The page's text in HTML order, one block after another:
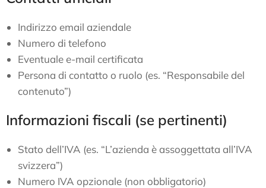
Indirizzo email aziendale
Numero di telefono
Eventuale e-mail certificata
Persona di contatto o ruolo (es. “Responsabile del
contenuto”)
Informazioni fiscali (se pertinenti)
Stato dell’IVA (es. “L’azienda è assoggettata all’IVA
svizzera”)
Numero IVA opzionale (non obbligatorio)